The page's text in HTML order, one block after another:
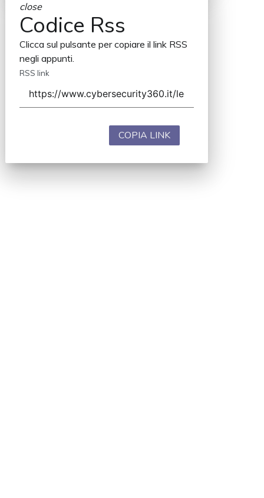
close
Codice Rss
Clicca sul pulsante per copiare il link RSS
negli appunti.
RSS link
COPIA LINK